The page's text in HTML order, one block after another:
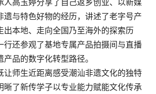
人高玉婷分享了自己返乡创业、以新媒
遗与特色好物的经历，讲述了老字号产
出本地、走向全国乃至海外的探索历
行还参观了基地专属产品拍摄间与直播
品的数字化转型路径。
让师生近距离感受潮汕非遗文化的独特
晰了新传学子以专业能力赋能文化传承